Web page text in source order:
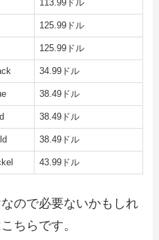
113.99ドル
125.99ドル
125.99ドル
34.99ドル
38.49ドル
38.49ドル
38.49ドル
43.99ドル
ので必要ないかもしれ
ちらです。